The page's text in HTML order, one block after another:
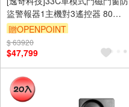
盜警報器1主機對3遙控器 80組/
箱
贈OPENPOINT
$ 63920
$47,799